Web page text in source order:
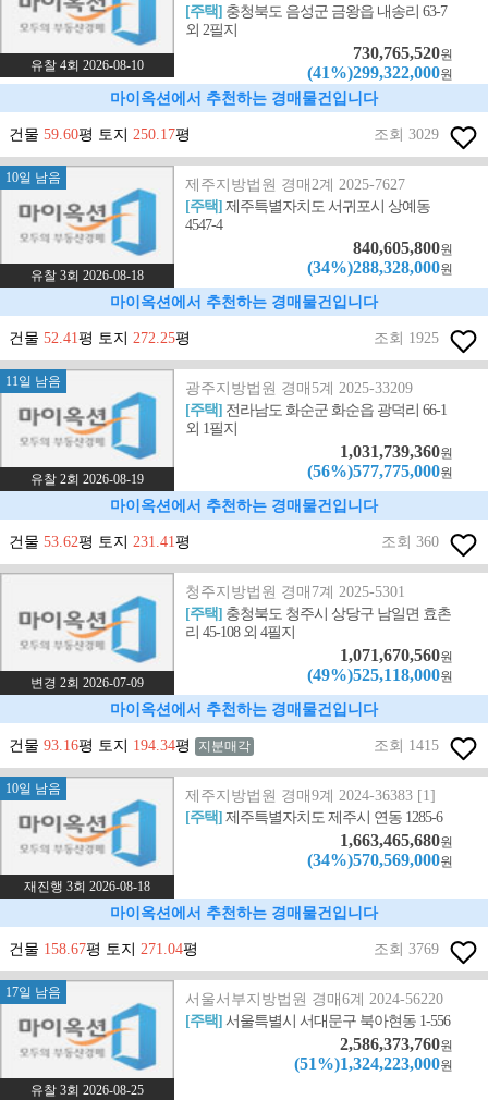
유찰 4회 2026-08-10
[주택] 충청북도 음성군 금왕읍 내송리 63-7
외 2필지
730,765,520원
(41%)299,322,000원
마이옥션에서 추천하는 경매물건입니다
건물 59.60평 토지 250.17평 조회 3029
10일 남음
유찰 3회 2026-08-18
제주지방법원 경매2계 2025-7627
[주택]제주특별자치도 서귀포시 상예동
4547-4
840,605,800원
(34%)288,328,000원
마이옥션에서 추천하는 경매물건입니다
건물 52.41평 토지 272.25평 조회 1925
11일 남음
유찰 2회 2026-08-19
광주지방법원 경매5계 2025-33209
[주택] 전라남도 화순군 화순읍 광덕리 66-1
외 1필지
1,031,739,360원
(56%)577,775,000원
마이옥션에서 추천하는 경매물건입니다
건물 53.62평 토지 231.41평 조회 360
변경 2회 2026-07-09
청주지방법원 경매7계 2025-5301
[주택] 충청북도 청주시 상당구 남일면 효촌
리 45-108 외 4필지
1,071,670,560원
(49%)525,118,000원
마이옥션에서 추천하는 경매물건입니다
건물 93.16평 토지 194.34평 지분매각 조회 1415
10일 남음
재진행 3회 2026-08-18
제주지방법원 경매9계 2024-36383 [1]
[주택]제주특별자치도 제주시 연동 1285-6
1,663,465,680원
(34%)570,569,000원
마이옥션에서 추천하는 경매물건입니다
건물 158.67평 토지 271.04평 조회 3769
17일 남음
유찰 3회 2026-08-25
서울서부지방법원 경매6계 2024-56220
[주택]서울특별시 서대문구 북아현동 1-556
2,586,373,760원
(51%)1,324,223,000원